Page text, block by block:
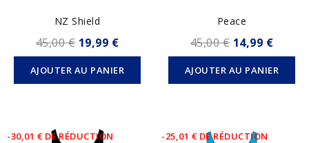
NZ Shield
45,00 € 19,99 €
AJOUTER AU PANIER
Peace
45,00 € 14,99 €
AJOUTER AU PANIER
-30,01 € DE RÉDUCTION -25,01 € DE RÉDUCTION